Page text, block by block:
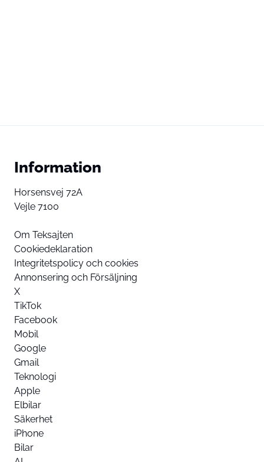
Information
Horsensvej 72A
Vejle 7100
Om Teksajten
Cookiedeklaration
Integritetspolicy och cookies
Annonsering och Försäljning
X
TikTok
Facebook
Mobil
Google
Gmail
Teknologi
Apple
Elbilar
Säkerhet
iPhone
Bilar